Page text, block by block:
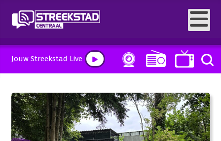
Jouw Streekstad Live